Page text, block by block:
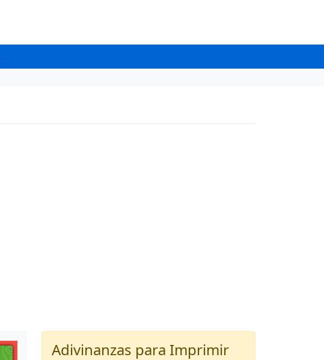
Adivinanzas para Imprimir